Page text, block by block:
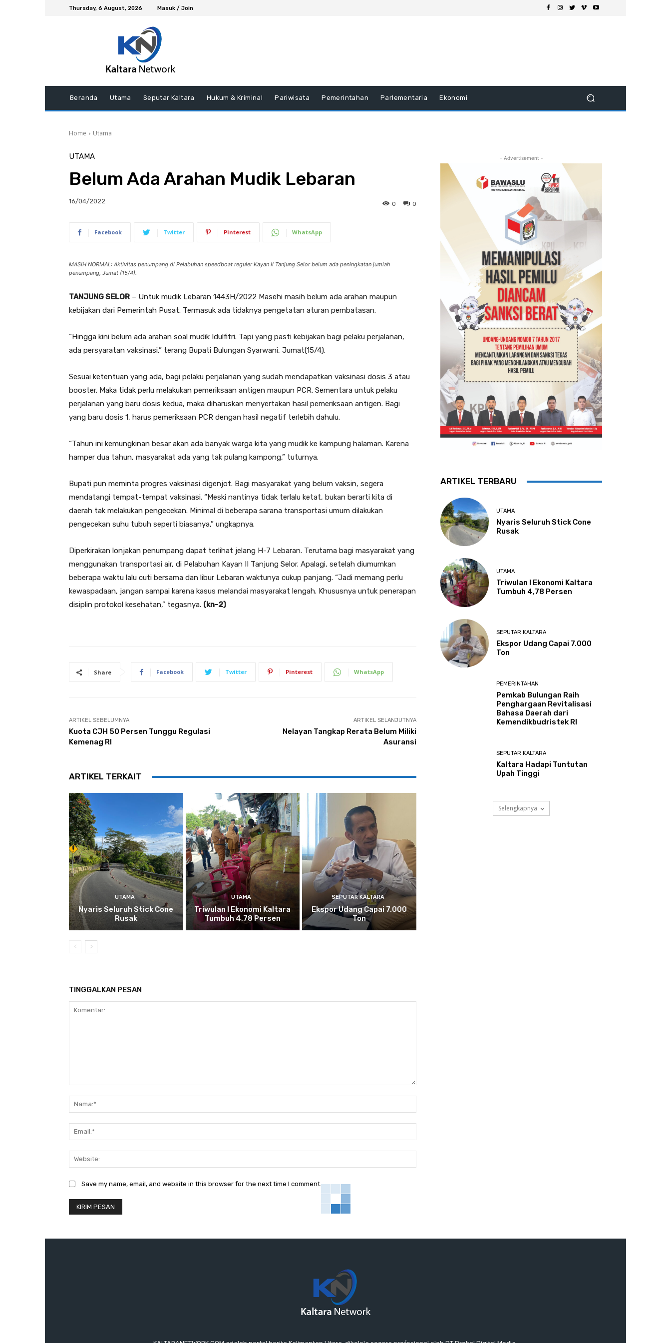
Thursday, 6 August, 2026 Masuk / Join
Beranda Utama Seputar Kaltara Hukum & Kriminal Pariwisata Pemerintahan Parlementaria Ekonomi
Home Utama
UTAMA
Belum Ada Arahan Mudik Lebaran
16/04/2022 0
0
Facebook Twitter Pinterest WhatsApp
MASIH NORMAL: Aktivitas penumpang di Pelabuhan speedboat reguler Kayan II Tanjung Selor belum ada peningkatan jumlah
penumpang, Jumat (15/4).
TANJUNG SELOR – Untuk mudik Lebaran 1443H/2022 Masehi masih belum ada arahan maupun
kebijakan dari Pemerintah Pusat. Termasuk ada tidaknya pengetatan aturan pembatasan.
“Hingga kini belum ada arahan soal mudik Idulfitri. Tapi yang pasti kebijakan bagi pelaku perjalanan,
ada persyaratan vaksinasi,” terang Bupati Bulungan Syarwani, Jumat(15/4).
Sesuai ketentuan yang ada, bagi pelaku perjalanan yang sudah mendapatkan vaksinasi dosis 3 atau
booster. Maka tidak perlu melakukan pemeriksaan antigen maupun PCR. Sementara untuk pelaku
perjalanan yang baru dosis kedua, maka diharuskan menyertakan hasil pemeriksaan antigen. Bagi
yang baru dosis 1, harus pemeriksaan PCR dengan hasil negatif terlebih dahulu.
“Tahun ini kemungkinan besar akan ada banyak warga kita yang mudik ke kampung halaman. Karena
hamper dua tahun, masyarakat ada yang tak pulang kampong,” tuturnya.
Bupati pun meminta progres vaksinasi digenjot. Bagi masyarakat yang belum vaksin, segera
mendatangi tempat-tempat vaksinasi. “Meski nantinya tidak terlalu ketat, bukan berarti kita di
daerah tak melakukan pengecekan. Minimal di beberapa sarana transportasi umum dilakukan
pengecekan suhu tubuh seperti biasanya,” ungkapnya.
Diperkirakan lonjakan penumpang dapat terlihat jelang H-7 Lebaran. Terutama bagi masyarakat yang
menggunakan transportasi air, di Pelabuhan Kayan II Tanjung Selor. Apalagi, setelah diumumkan
beberapa waktu lalu cuti bersama dan libur Lebaran waktunya cukup panjang. “Jadi memang perlu
kewaspadaan, jangan sampai karena kasus melandai masyarakat lengah. Khususnya untuk penerapan
disiplin protokol kesehatan,” tegasnya. (kn-2)
Share Facebook Twitter Pinterest WhatsApp
ARTIKEL SEBELUMNYA
Kuota CJH 50 Persen Tunggu Regulasi
Kemenag RI
ARTIKEL SELANJUTNYA
Nelayan Tangkap Rerata Belum Miliki
Asuransi
ARTIKEL TERKAIT
UTAMA
Nyaris Seluruh Stick Cone
Rusak
UTAMA
Triwulan I Ekonomi Kaltara
Tumbuh 4,78 Persen
SEPUTAR KALTARA
Ekspor Udang Capai 7.000
Ton
TINGGALKAN PESAN
Save my name, email, and website in this browser for the next time I comment.
- Advertisement -
ARTIKEL TERBARU
UTAMA
Nyaris Seluruh Stick Cone
Rusak
UTAMA
Triwulan I Ekonomi Kaltara
Tumbuh 4,78 Persen
SEPUTAR KALTARA
Ekspor Udang Capai 7.000
Ton
PEMERINTAHAN
Pemkab Bulungan Raih
Penghargaan Revitalisasi
Bahasa Daerah dari
Kemendikbudristek RI
SEPUTAR KALTARA
Kaltara Hadapi Tuntutan
Upah Tinggi
Selengkapnya